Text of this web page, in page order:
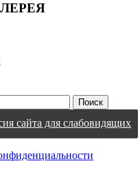
сайта для слабовидящих